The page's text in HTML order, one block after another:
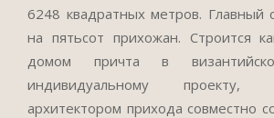
6248 квадратных метров. Главный
на пятьсот прихожан. Строится
домом причта в
индивидуальному проекту,
архитектором прихода совместно